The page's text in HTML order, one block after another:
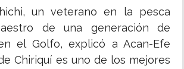
un veterano en la pesca
de una generación de
el Golfo, explicó a Acan-Efe
Chiriquí es uno de los mejores